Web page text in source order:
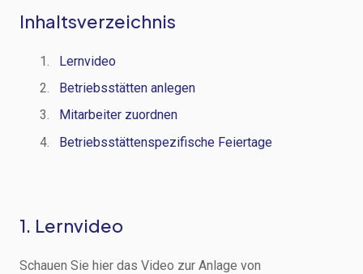
Inhaltsverzeichnis
Lernvideo
Betriebsstätten anlegen
Mitarbeiter zuordnen
Betriebsstättenspezifische Feiertage
1. Lernvideo
Schauen Sie hier das Video zur Anlage von